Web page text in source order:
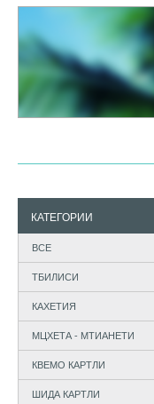
КАТЕГОРИИ
ВСЕ
ТБИЛИСИ
КАХЕТИЯ
МЦХЕТА - МТИАНЕТИ
КВЕМО КАРТЛИ
ШИДА КАРТЛИ